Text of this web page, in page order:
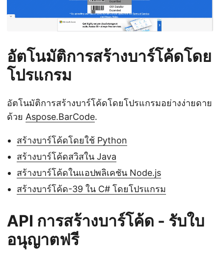
อัตโนมัติการสร้างบาร์โค้ดโดย
โปรแกรม
อัตโนมัติการสร้างบาร์โค้ดโดยโปรแกรมอย่างง่ายดาย
ด้วย Aspose.BarCode.
สร้างบาร์โค้ดโดยใช้ Python
สร้างบาร์โค้ดสวิสใน Java
สร้างบาร์โค้ดในแอปพลิเคชัน Node.js
สร้างบาร์โค้ด-39 ใน C# โดยโปรแกรม
API การสร้างบาร์โค้ด - รับใบ
อนุญาตฟรี